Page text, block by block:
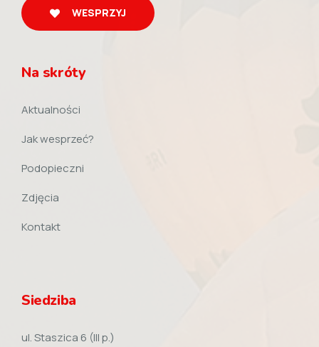
WESPRZYJ
Na skróty
Aktualności
Jak wesprzeć?
Podopieczni
Zdjęcia
Kontakt
Siedziba
ul. Staszica 6 (III p.)